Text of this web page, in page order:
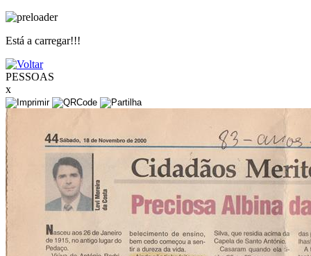
Está a carregar!!!
PESSOAS
x